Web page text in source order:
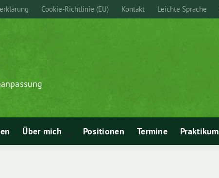
Cookie-Richtlinie (EU) Kontakt Leichte Sprache
Über mich
Positionen Termine Praktikum